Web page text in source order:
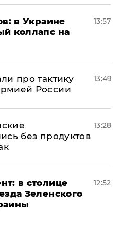
в Украине
коллапс на
13:57
про тактику
России
13:49
без продуктов
13:28
в столице
Зеленского
12:52